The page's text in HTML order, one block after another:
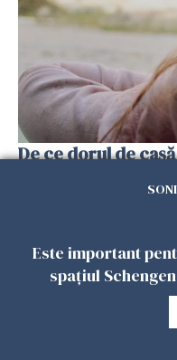
De ce dorul de
Leca, explicații pe
Este important
spațiul